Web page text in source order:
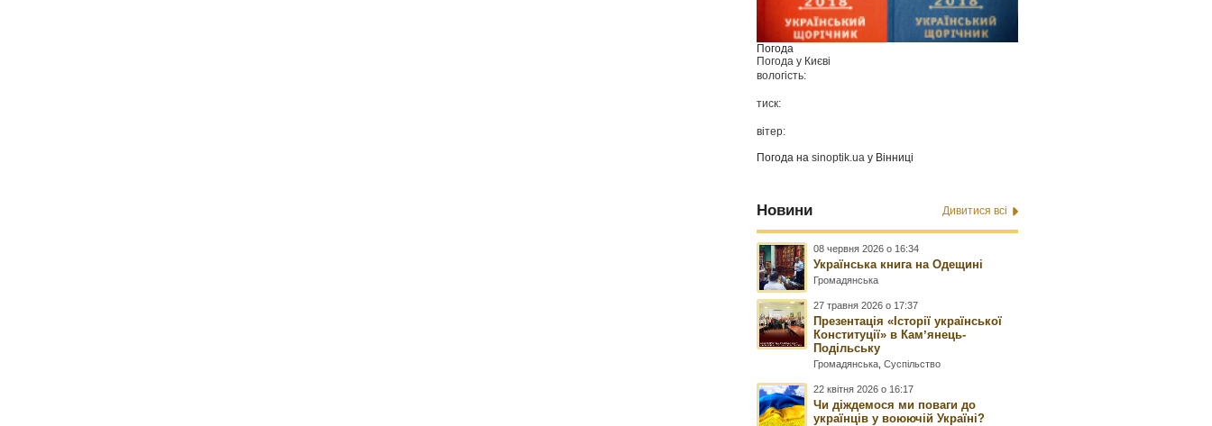
Погода
Погода у Києві
вологість:
тиск:
вітер:
Погода наsinoptik.ua у Вінниці
Новини Дивитися всі
08 червня 2026 о 16:34
Українська книга на Одещині
Громадянська
27 травня 2026 о 17:37
Презентація «Історії української
Конституції» в Камʼянець-
Подільську
Громадянська ,Суспільство
22 квітня 2026 о 16:17
Чи діждемося ми поваги до
українців у воюючій Україні?